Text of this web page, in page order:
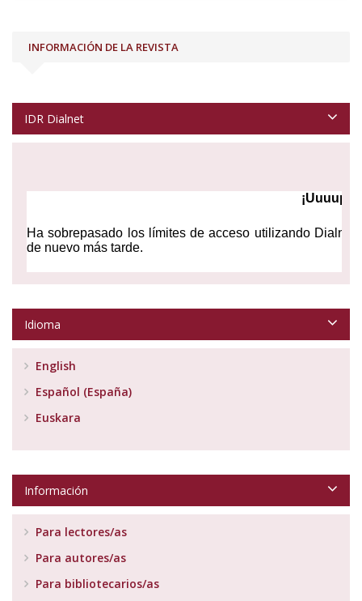
INFORMACIÓN DE LA REVISTA
IDR Dialnet
Idioma
English
Español (España)
Euskara
Información
Para lectores/as
Para autores/as
Para bibliotecarios/as